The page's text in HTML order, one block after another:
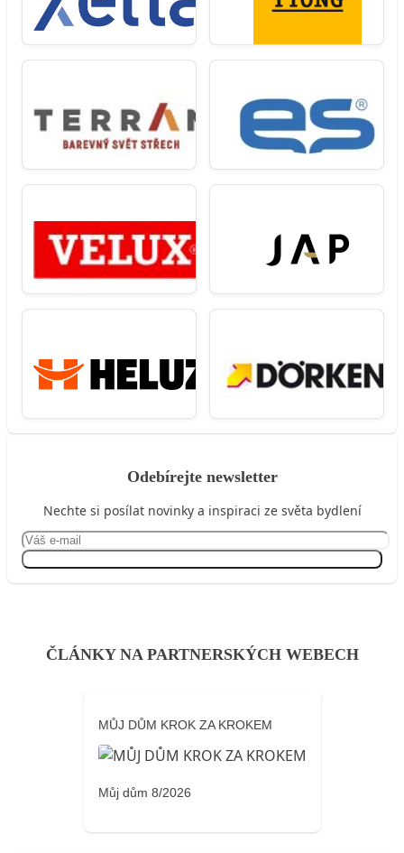
Odebírejte newsletter
Nechte si posílat novinky a inspiraci ze světa bydlení
ČLÁNKY NA PARTNERSKÝCH WEBECH
MŮJ DŮM KROK ZA KROKEM
Můj dům 8/2026